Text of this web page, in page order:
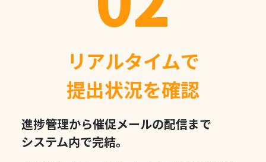
リアルタイムで
提出状況を確認
進捗管理から催促メールの配信まで
システム内で完結。